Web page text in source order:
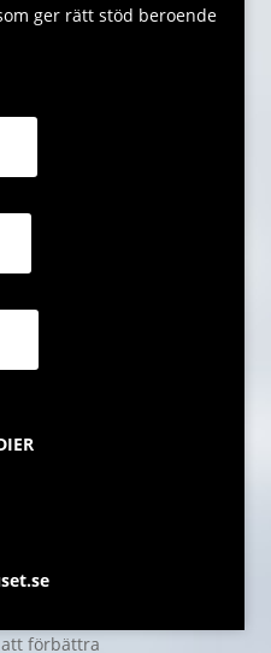
ger rätt stöd beroende
förbättra